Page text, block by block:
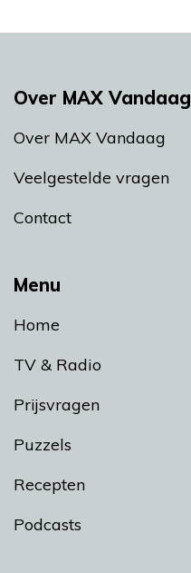
Menu
Home
TV & Radio
Prijsvragen
Puzzels
Recepten
Podcasts
Over MAX Vandaag
Over MAX Vandaag
Veelgestelde vragen
Contact